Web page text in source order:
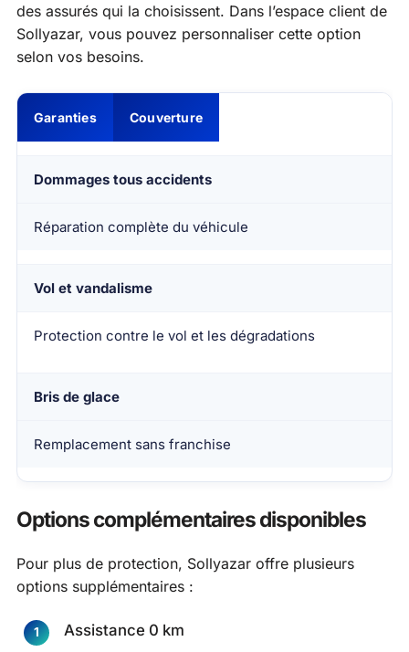
des assurés qui la choisissent. Dans l’espace client de
Sollyazar, vous pouvez personnaliser cette option
selon vos besoins.
Garanties Couverture
Dommages tous accidents
Réparation complète du véhicule
Vol et vandalisme
Protection contre le vol et les dégradations
Bris de glace
Remplacement sans franchise
Options complémentaires disponibles
Pour plus de protection, Sollyazar offre plusieurs
options supplémentaires :
Assistance 0 km